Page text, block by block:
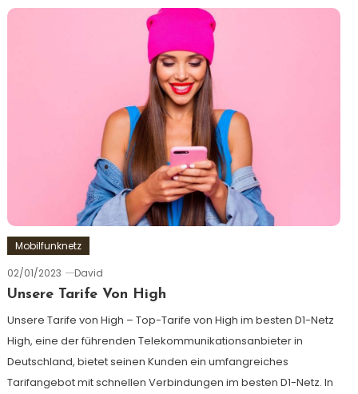
Mobilfunknetz
02/01/2023
David
Unsere Tarife Von High
Unsere Tarife von High – Top-Tarife von High im besten D1-Netz
High, eine der führenden Telekommunikationsanbieter in
Deutschland, bietet seinen Kunden ein umfangreiches
Tarifangebot mit schnellen Verbindungen im besten D1-Netz. In